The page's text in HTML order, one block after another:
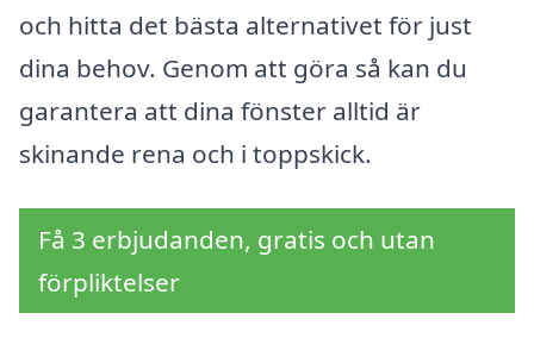
och hitta det bästa alternativet för just
dina behov. Genom att göra så kan du
garantera att dina fönster alltid är
skinande rena och i toppskick.
Få 3 erbjudanden, gratis och utan
förpliktelser